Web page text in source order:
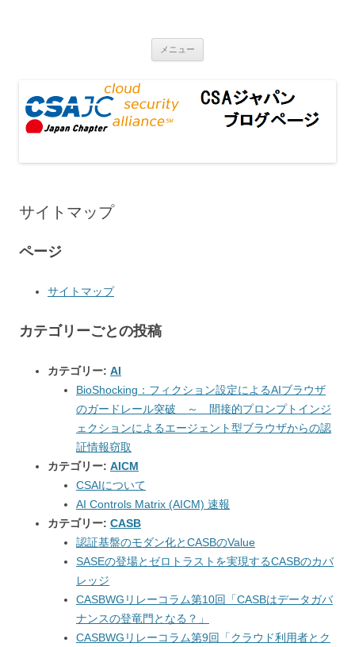
メニュー
サイトマップ
ページ
サイトマップ
カテゴリーごとの投稿
カテゴリー: AI
BioShocking：フィクション設定によるAIブラウザ
のガードレール突破 ～ 間接的プロンプトインジ
ェクションによるエージェント型ブラウザからの認
証情報窃取
カテゴリー: AICM
CSAIについて
AI Controls Matrix (AICM) 速報
カテゴリー: CASB
認証基盤のモダン化とCASBのValue
SASEの登場とゼロトラストを実現するCASBのカバ
レッジ
CASBWGリレーコラム第10回「CASBはデータガバ
ナンスの登竜門となる？」
CASBWGリレーコラム第9回「クラウド利用者とク